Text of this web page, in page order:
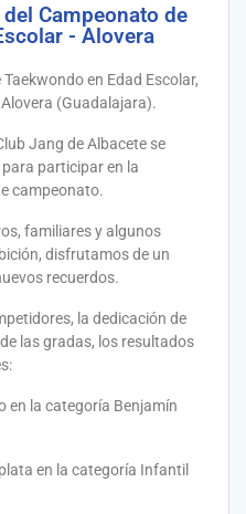
Campeonato de
- Alovera
en Edad Escolar,
(Guadalajara).
Jang de Albacete se
participar en la
campeonato.
familiares y algunos
disfrutamos de un
recuerdos.
la dedicación de
las gradas, los resultados
en la categoría Benjamín
en la categoría Infantil